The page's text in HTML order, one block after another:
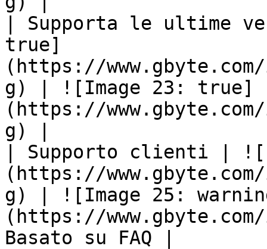
| Supporta le ultime
true]
(https://
g) | ![Image 23: true]
(https://
g) |
| Supporto clienti |
(https://
g) | ![Image 25:
(https://
Basato su FAQ |